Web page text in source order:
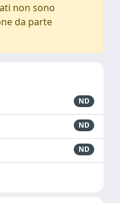
non sono
da parte
ND
ND
ND